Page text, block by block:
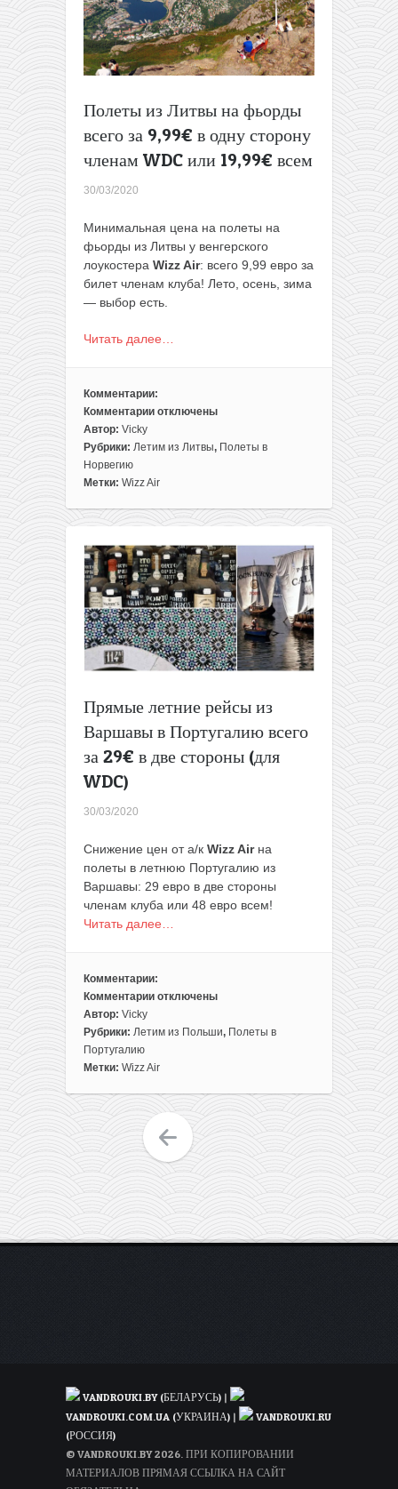
двухъярусными
каналами
всего
за
69€
обратно
Полеты из Литвы на фьорды
всего за 9,99€ в одну сторону
членам WDC или 19,99€ всем
30/03/2020
Минимальная цена на полеты на
фьорды из Литвы у венгерского
лоукостера Wizz Air: всего 9,99 евро за
билет членам клуба! Лето, осень, зима
— выбор есть.
Читать далее…
Комментарии:
Комментарии
к
записи
Полеты
из
на
всего
за
9,99€
в
одну
сторону
членам
19,99€
всем
отключены
Автор: Vicky
Рубрики: Летим из Литвы, Полеты в
Норвегию
Метки: Wizz Air
Прямые летние рейсы из
Варшавы в Португалию всего
за 29€ в две стороны (для
WDC)
30/03/2020
Снижение цен от а/к Wizz Airна
полеты в летнюю Португалию из
Варшавы: 29 евро в две стороны
членам клуба или 48 евро всем!
Читать далее…
Комментарии:
Комментарии
к
записи
Прямые
летние
Варшавы
Португалию
всего
за
29€
две
отключены
Автор: Vicky
Рубрики: Летим из Польши, Полеты в
Португалию
Метки: Wizz Air
VANDROUKI.BY (БЕЛАРУСЬ) |
VANDROUKI.COM.UA (УКРАИНА) |
VANDROUKI.RU
(РОССИЯ)
© VANDROUKI.BY 2026. ПРИ КОПИРОВАНИИ
МАТЕРИАЛОВ ПРЯМАЯ ССЫЛКА НА САЙТ